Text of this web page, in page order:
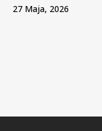
27 Maja, 2026